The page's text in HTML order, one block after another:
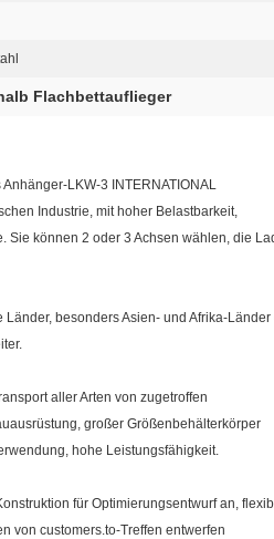
Flachbettauflieger
LKW-3 INTERNATIONAL
Industrie, mit hoher Belastbarkeit,
Sie können 2 oder 3 Achsen wählen, die
besonders Asien- und Afrika-
aller Arten von zugetroffen
großer Größenbehälterkörper
hohe Leistungsfähigkeit.
für Optimierungsentwurf an,
von customers.to-Treffen entwerfen